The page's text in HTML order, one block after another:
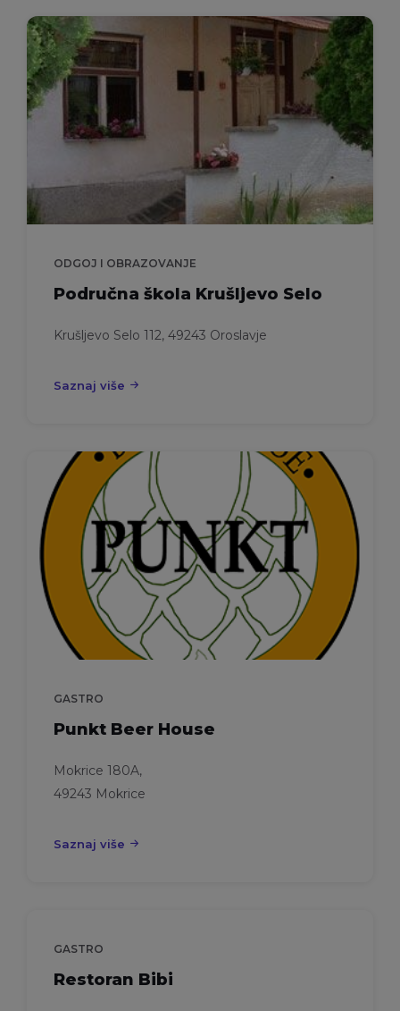
ODGOJ I OBRAZOVANJE
Područna škola Krušljevo Selo
Krušljevo Selo 112, 49243 Oroslavje
Saznaj više
GASTRO
Punkt Beer House
Mokrice 180A,
49243 Mokrice
Saznaj više
GASTRO
Restoran Bibi